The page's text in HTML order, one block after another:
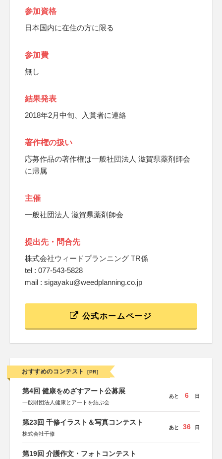
参加資格
日本国内に在住の方に限る
参加費
無し
結果発表
2018年2月中旬、入賞者に連絡
著作権の扱い
応募作品の著作権は一般社団法人 滋賀県薬剤師会
に帰属
主催
一般社団法人 滋賀県薬剤師会
提出先・問合先
株式会社ウィードプランニング TR係
tel : 077-543-5828
mail : sigayaku@weedplanning.co.jp
公式ホームページ
おすすめのコンテスト [PR]
第4回 健康をめざすアート公募展
一般財団法人健康とアートを結ぶ会
あと 6 日
第23回 千修イラスト＆写真コンテスト
株式会社千修
あと 36 日
第19回 介護作文・フォトコンテスト